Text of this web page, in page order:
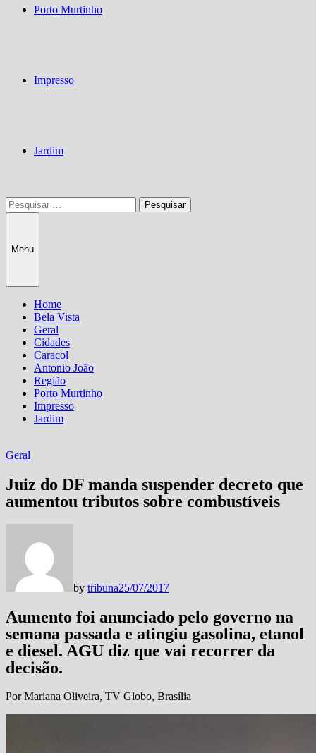
Porto Murtinho
Impresso
Jardim
Pesquisar
por:
Menu
Home
Bela Vista
Geral
Cidades
Caracol
Antonio João
Região
Porto Murtinho
Impresso
Jardim
Geral
Juiz do DF manda suspender decreto que
aumentou tributos sobre combustíveis
by tribuna25/07/2017
Aumento foi anunciado pelo governo na
semana passada e atingiu gasolina, etanol
e diesel. AGU diz que vai recorrer da
decisão.
Por Mariana Oliveira, TV Globo, Brasília